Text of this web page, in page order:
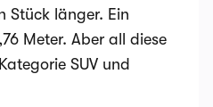
Stück länger. Ein
Meter. Aber all diese
SUV und